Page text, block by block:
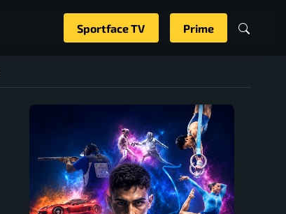
Sportface TV Prime